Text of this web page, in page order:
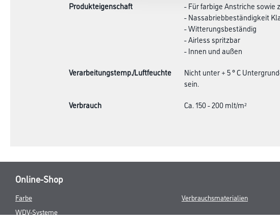
Produkteigenschaft
- Für farbige Anstriche sowie
- Nassabriebbeständigkeit
- Witterungsbeständig
- Airless spritzbar
- Innen und außen
Verarbeitungstemp./Luftfeuchte
Nicht unter + 5 ° C
sein.
Verbrauch
Ca. 150 - 200 mlt/m²
Online-Shop
Farbe
WDV-Systeme
Verbrauchsmaterialien